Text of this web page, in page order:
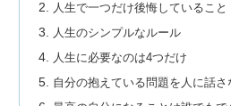
人生で一つだけ後悔していること
人生のシンプルなルール
人生に必要なのは4つだけ
自分の抱えている問題を人に話さ